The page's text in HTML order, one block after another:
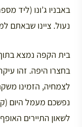
נעול. ציינו שבאתם
בית הקפה נמצא
בחצרו היפה. זהו
נפשכם מעמל היום
לשאון התיירים